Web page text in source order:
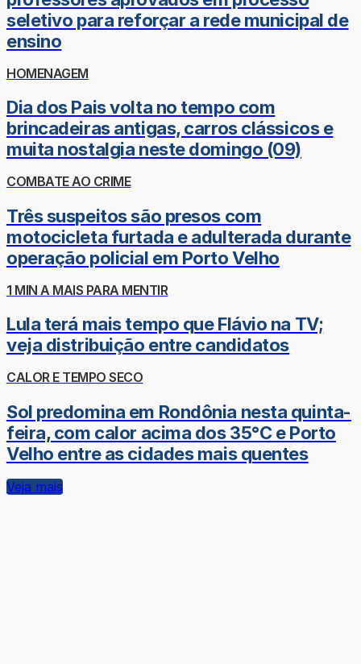
seletivo para reforçar a rede municipal de
ensino
HOMENAGEM
Dia dos Pais volta no tempo com
brincadeiras antigas, carros clássicos e
muita nostalgia neste domingo (09)
COMBATE AO CRIME
Três suspeitos são presos com
motocicleta furtada e adulterada durante
operação policial em Porto Velho
1 MIN A MAIS PARA MENTIR
Lula terá mais tempo que Flávio na TV;
veja distribuição entre candidatos
CALOR E TEMPO SECO
Sol predomina em Rondônia nesta quinta-
feira, com calor acima dos 35°C e Porto
Velho entre as cidades mais quentes
Veja mais